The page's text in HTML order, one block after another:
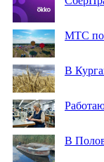
МТС
В
В